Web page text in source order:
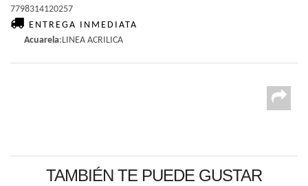
7798314120257
ENTREGA INMEDIATA
Acuarela:LINEA ACRILICA
TAMBIÉN TE PUEDE GUSTAR